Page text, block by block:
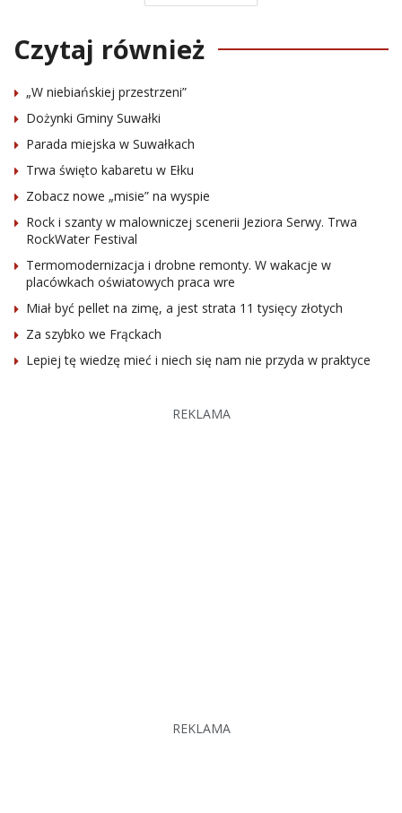
Czytaj również
„W niebiańskiej przestrzeni”
Dożynki Gminy Suwałki
Parada miejska w Suwałkach
Trwa święto kabaretu w Ełku
Zobacz nowe „misie” na wyspie
Rock i szanty w malowniczej scenerii Jeziora Serwy. Trwa
RockWater Festival
Termomodernizacja i drobne remonty. W wakacje w
placówkach oświatowych praca wre
Miał być pellet na zimę, a jest strata 11 tysięcy złotych
Za szybko we Frąckach
Lepiej tę wiedzę mieć i niech się nam nie przyda w praktyce
REKLAMA
REKLAMA